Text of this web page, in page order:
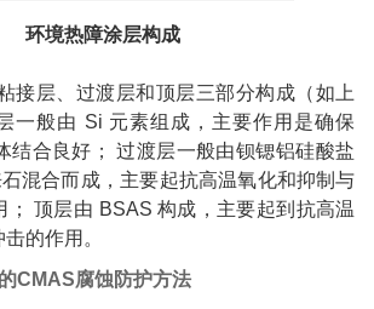
环境热障涂层构成
接层、过渡层和顶层三部分构成（如上
一般由 Si 元素组成，主要作用是确保
结合良好；
过渡层一般由钡锶铝硅酸盐
混合而成，主要起抗高温氧化和抑制与
顶层由 BSAS 构成，主要起到抗高温
的作用。
CMAS腐蚀防护方法